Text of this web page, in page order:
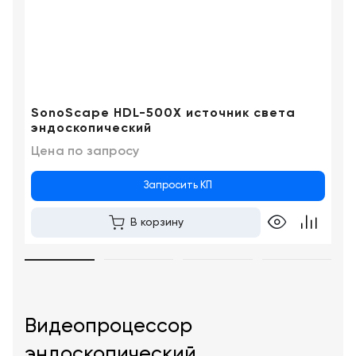
SonoScape HDL-500X источник света
эндоскопический
Цена по запросу
Запросить КП
В корзину
Видеопроцессор